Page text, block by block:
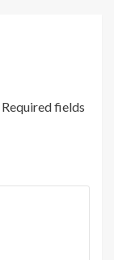
Required fields